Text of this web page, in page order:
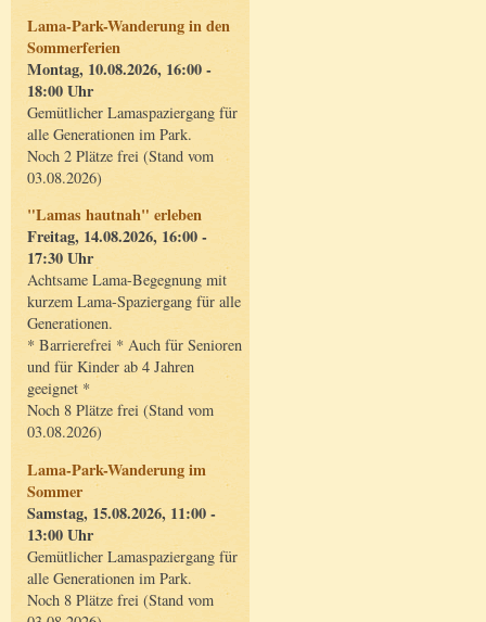
Lama-Park-Wanderung in den
Sommerferien
Montag, 10.08.2026, 16:00 -
18:00 Uhr
Gemütlicher Lamaspaziergang für
alle Generationen im Park.
Noch 2 Plätze frei (Stand vom
03.08.2026)
"Lamas hautnah" erleben
Freitag, 14.08.2026, 16:00 -
17:30 Uhr
Achtsame Lama-Begegnung mit
kurzem Lama-Spaziergang für alle
Generationen.
* Barrierefrei * Auch für Senioren
und für Kinder ab 4 Jahren
geeignet *
Noch 8 Plätze frei (Stand vom
03.08.2026)
Lama-Park-Wanderung im
Sommer
Samstag, 15.08.2026, 11:00 -
13:00 Uhr
Gemütlicher Lamaspaziergang für
alle Generationen im Park.
Noch 8 Plätze frei (Stand vom